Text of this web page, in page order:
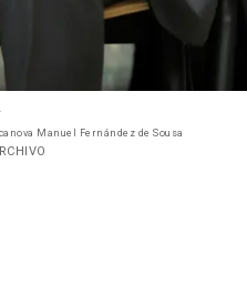
Manuel Fernández de Sousa